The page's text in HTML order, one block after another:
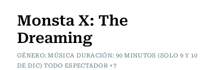
Monsta X: The
Dreaming
GÉNERO: MÚSICA DURACIÓN: 90 MINUTOS (SOLO 9 Y 10
DE DIC) TODO ESPECTADOR +7